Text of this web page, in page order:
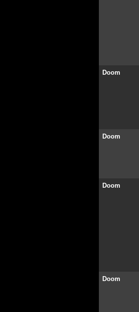
Doom
Doom
Doom
Doom